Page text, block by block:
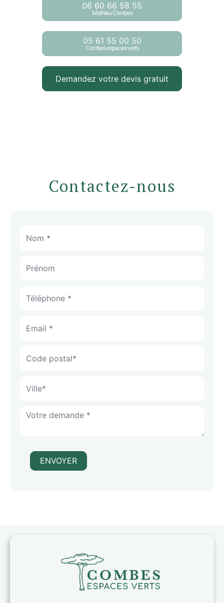
06 60 66 58 55
Mathieu Combes
05 61 55 00 50
Combes espaces verts
Demandez votre devis gratuit
Contactez-nous
ENVOYER